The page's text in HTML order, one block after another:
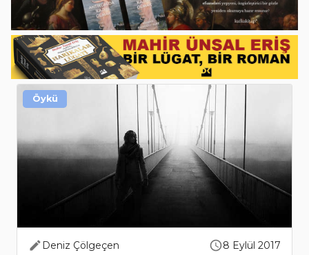
Deniz Çölgeçen 8 Eylül 2017
Öykü